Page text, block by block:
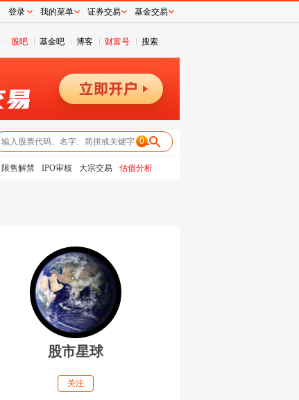
股吧 基金吧 博客 财富号 搜索
0
限售解禁 IPO审核 大宗交易 估值分析
股市星球
关注
登录 我的菜单 证券交易 基金交易